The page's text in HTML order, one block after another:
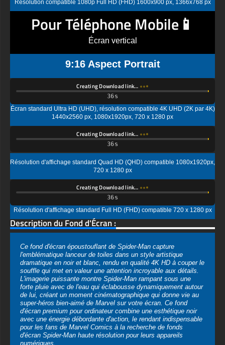
Écran vertical
9:16 Aspect Portrait
Creating Download link…
Écran standard Ultra HD (UHD), résolution compatible 4K UHD (2K par 4K)
1440x2560 px, 1080x1920px, 720 x 1280 px
Résolution d'affichage standard Quad HD (QHD) compatible 1080x1920px,
Creating Download link…
Résolution d'affichage standard Full HD (FHD) compatible 720 x 1280 px
Description du Fond d'Écran :
Ce fond d'écran époustouflant de Spider-Man capture
l'emblématique lanceur de toiles dans un style artistique
dramatique en noir et blanc, rendu en qualité 4K HD à couper le
souffle qui met en valeur une attention incroyable aux détails.
L'imagerie puissante montre Spider-Man rampant sous une
de lui, créant un moment cinématographique qui donne vie au
super-héros bien-aimé de Marvel sur votre écran. Ce fond
d'écran premium pour ordinateur combine une esthétique noir
avec une énergie débordante d'action, le rendant indispensable
pour les fans de Marvel Comics à la recherche de fonds
d'écran Spider-Man haute résolution pour leurs appareils
numériques.
La composition monochromatique souligne chaque détail
complexe de la texture emblématique du costume de Spider-
Man, du motif toile d'araignée sur son masque jusqu'à la
définition musculaire visible à travers le costume. Les effets
dramatiques de pluie créent une profondeur visuelle